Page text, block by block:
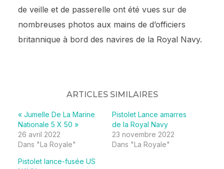
de veille et de passerelle ont été vues sur de
nombreuses photos aux mains de d’officiers
britannique à bord des navires de la Royal Navy.
ARTICLES SIMILAIRES
« Jumelle De La Marine
Nationale 5 X 50 »
26 avril 2022
Dans "La Royale"
Pistolet Lance amarres
de la Royal Navy
23 novembre 2022
Dans "La Royale"
Pistolet lance-fusée US